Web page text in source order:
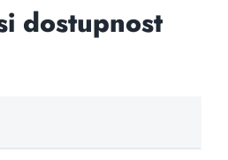
dostupnost